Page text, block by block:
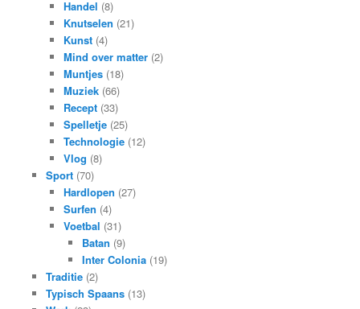
Handel (8)
Knutselen (21)
Kunst (4)
Mind over matter (2)
Muntjes (18)
Muziek (66)
Recept (33)
Spelletje (25)
Technologie (12)
Vlog (8)
Sport(70)
Hardlopen (27)
Surfen (4)
Voetbal (31)
Batan (9)
Inter Colonia(19)
Traditie(2)
Typisch Spaans(13)